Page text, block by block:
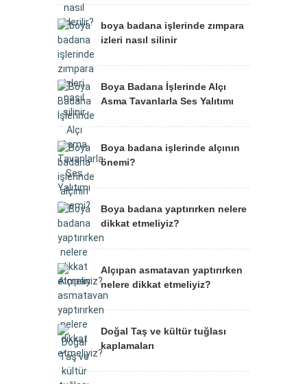
boya badana işlerinde zımpara
izleri nasıl silinir
Boya Badana İşlerinde Alçı
Asma Tavanlarla Ses Yalıtımı
Boya badana işlerinde alçının
önemi?
Boya badana yaptırırken nelere
dikkat etmeliyiz?
Alçıpan asmatavan yaptırırken
nelere dikkat etmeliyiz?
Doğal Taş ve kültür tuğlası
kaplamaları